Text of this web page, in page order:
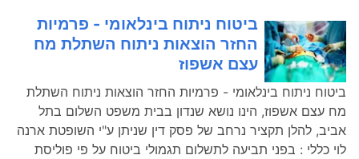
ביטוח ניתוח בינלאומי - פרמיות
החזר הוצאות ניתוח השתלת מח
עצם אשפוז
ביטוח ניתוח בינלאומי - פרמיות החזר הוצאות ניתוח השתלת
מח עצם אשפוז, הינו נושא שנדון בבית משפט השלום בתל
אביב, להלן תקציר נרחב של פסק דין שניתן ע"י השופטת ארנה
לוי כללי : בפני תביעה לתשלום תגמולי ביטוח על פי פוליסת